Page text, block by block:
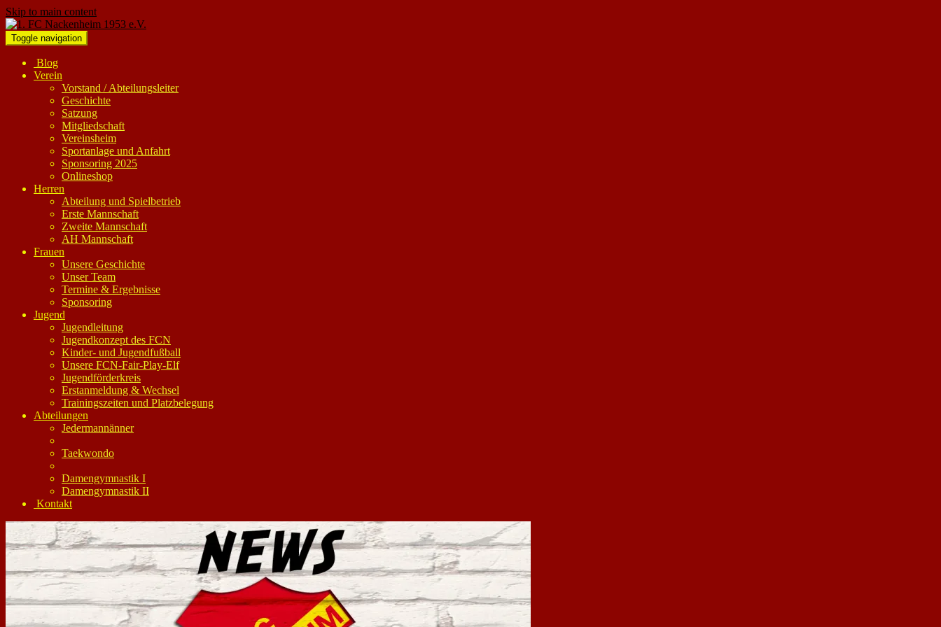
Skip to main content
Toggle navigation
Blog
Verein
Vorstand / Abteilungsleiter
Geschichte
Satzung
Mitgliedschaft
Vereinsheim
Sportanlage und Anfahrt
Sponsoring 2025
Onlineshop
Herren
Abteilung und Spielbetrieb
Erste Mannschaft
Zweite Mannschaft
AH Mannschaft
Frauen
Unsere Geschichte
Unser Team
Termine & Ergebnisse
Sponsoring
Jugend
Jugendleitung
Jugendkonzept des FCN
Kinder- und Jugendfußball
Unsere FCN-Fair-Play-Elf
Jugendförderkreis
Erstanmeldung & Wechsel
Trainingszeiten und Platzbelegung
Abteilungen
Jedermannänner
Taekwondo
Damengymnastik I
Damengymnastik II
Kontakt